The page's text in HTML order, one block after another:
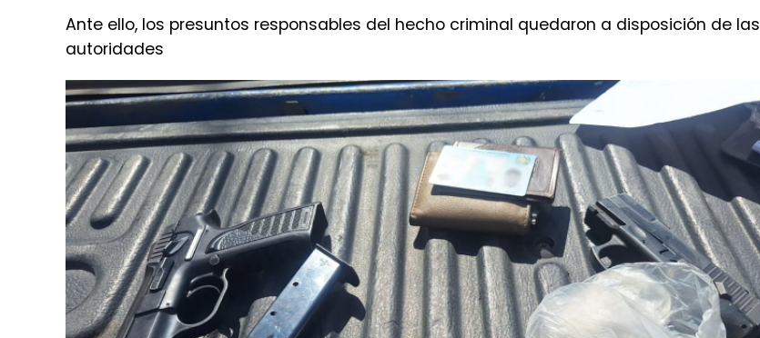
Ante ello, los presuntos responsables del hecho criminal quedaron a disposición de las
autoridades